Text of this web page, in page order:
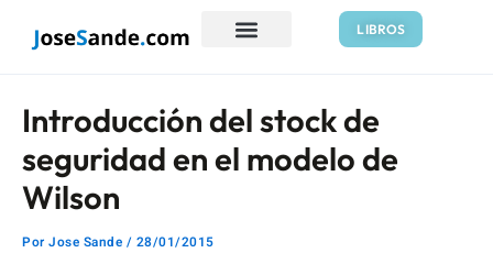
LIBROS
Introducción del stock de
seguridad en el modelo de
Wilson
Por Jose Sande / 28/01/2015
de